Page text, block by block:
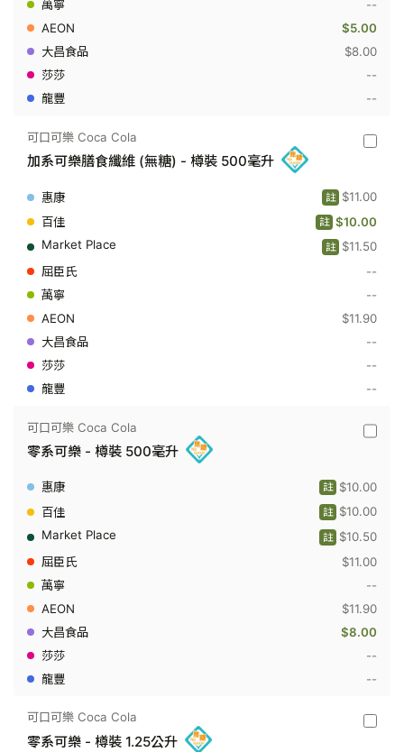
裝
毫
--
$5.00
$8.00
--
--
可
樂
Coca
Cola
加
可
食
(無
裝
500
可口可樂 Coca Cola
加系可樂膳食纖維 (無糖) - 樽裝 500毫升
$11.00
註
$10.00
註
$11.50
註
--
--
$11.90
--
--
--
可
樂
Coca
Cola
零
可
樽
裝
500
毫
可口可樂 Coca Cola
零系可樂 - 樽裝 500毫升
$10.00
註
$10.00
註
$10.50
註
$11.00
--
$11.90
$8.00
--
--
可
可口可樂 Coca Cola
零系可樂 - 樽裝 1.25公升